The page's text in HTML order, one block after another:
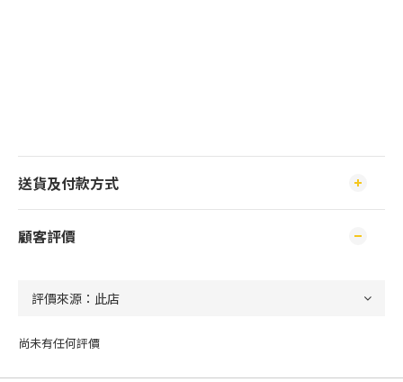
送貨及付款方式
顧客評價
尚未有任何評價